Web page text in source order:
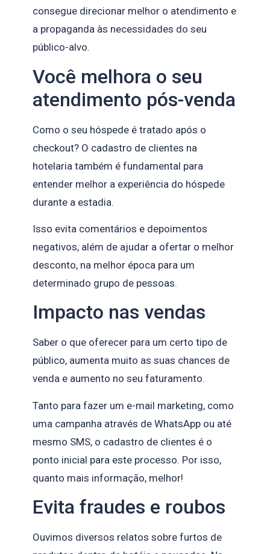
consegue direcionar melhor o atendimento e
a propaganda às necessidades do seu
público-alvo.
Você melhora o seu
atendimento pós-venda
Como o seu hóspede é tratado após o
checkout? O cadastro de clientes na
hotelaria também é fundamental para
entender melhor a experiência do hóspede
durante a estadia.
Isso evita comentários e depoimentos
negativos, além de ajudar a ofertar o melhor
desconto, na melhor época para um
determinado grupo de pessoas.
Impacto nas vendas
Saber o que oferecer para um certo tipo de
público, aumenta muito as suas chances de
venda e aumento no seu faturamento.
Tanto para fazer um e-mail marketing, como
uma campanha através de WhatsApp ou até
mesmo SMS, o cadastro de clientes é o
ponto inicial para este processo. Por isso,
quanto mais informação, melhor!
Evita fraudes e roubos
Ouvimos diversos relatos sobre furtos de